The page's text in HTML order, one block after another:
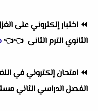
⏪ اختبار إلكتروني على
الثانوي الترم الثانى 👈
👈
⏪ امتحان إلكتروني في
الفصل الدراسي الثاني